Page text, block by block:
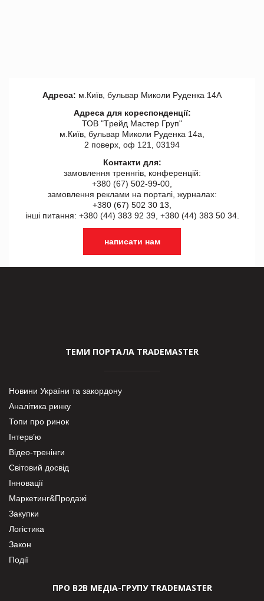
Адреса: м.Київ, бульвар Миколи Руденка 14А
Адреса для кореспонденції:
ТОВ "Tрейд Мастер Груп"
м.Київ, бульвар Миколи Руденка 14а,
2 поверх, оф 121, 03194
Контакти для:
замовлення треннгів, конференцій:
+380 (67) 502-99-00,
замовлення реклами на порталі, журналах:
+380 (67) 502 30 13,
інші питання: +380 (44) 383 92 39, +380 (44) 383 50 34.
написати нам
ТЕМИ ПОРТАЛА TRADEMASTER
Новини України та закордону
Аналітика ринку
Топи про ринок
Інтерв’ю
Відео-тренінги
Світовий досвід
Інновації
Маркетинг&Продажі
Закупки
Логістика
Закон
Події
ПРО В2В МЕДІА-ГРУПУ TRADEMASTER